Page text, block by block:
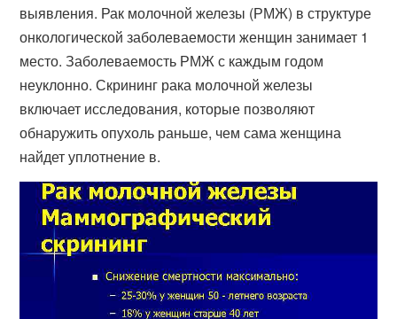
выявления. Рак молочной железы (РМЖ) в структуре
онкологической заболеваемости женщин занимает 1
место. Заболеваемость РМЖ с каждым годом
неуклонно​. Скрининг рака молочной железы
включает исследования, которые позволяют
обнаружить опухоль раньше, чем сама женщина
найдет уплотнение в.